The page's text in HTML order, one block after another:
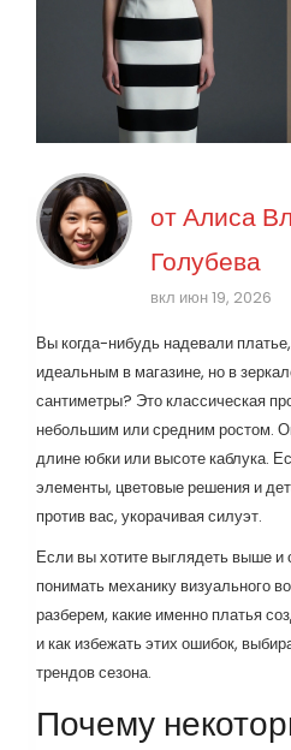
отАлиса
Голубева
вкл июн 19, 2026
Вы когда-нибудь надевали
идеальным в магазине, но в
сантиметры? Это классическая
небольшим или средним ростом.
длине юбки или высоте каблука.
элементы, цветовые решения и
против вас, укорачивая силуэт.
Если вы хотите выглядеть выше и
понимать механику визуального
разберем, какие именно платья
и как избежать этих ошибок,
трендов сезона.
Почему